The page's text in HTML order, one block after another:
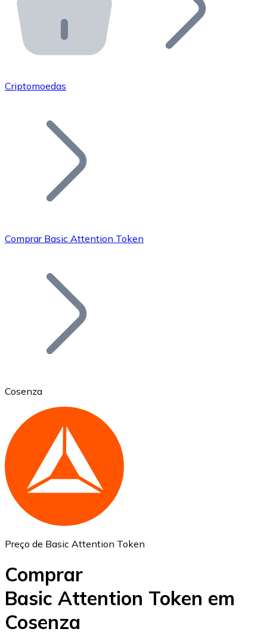
API Bitnovo
Integre nossa API no seu ecossistema.
Junte-se à nossa rede de revendedores e comercialize
Adicione o token do seu projeto ao nosso serviço de
Bitcoin
Ethereum
ETH
USD Coin
Criptomoedas
Comprar Basic Attention Token
Cosenza
Preço de Basic Attention Token
Comprar
Basic Attention Token em
Cosenza